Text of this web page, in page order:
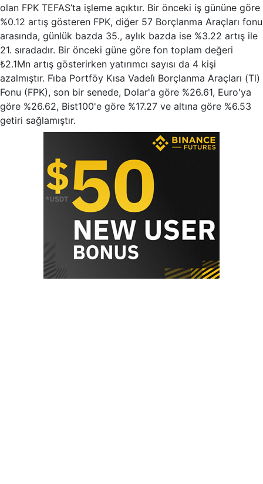
olan FPK TEFAS’ta işleme açıktır. Bir önceki iş gününe göre
%0.12 artış gösteren FPK, diğer 57 Borçlanma Araçları fonu
arasında, günlük bazda 35., aylık bazda ise %3.22 artış ile
21. sıradadır. Bir önceki güne göre fon toplam değeri
₺2.1Mn artış gösterirken yatırımcı sayısı da 4 kişi
azalmıştır. Fi̇ba Portföy Kısa Vadeli̇ Borçlanma Araçları (Tl)
Fonu (FPK), son bir senede, Dolar'a göre %26.61, Euro'ya
göre %26.62, Bist100'e göre %17.27 ve altına göre %6.53
getiri sağlamıştır.